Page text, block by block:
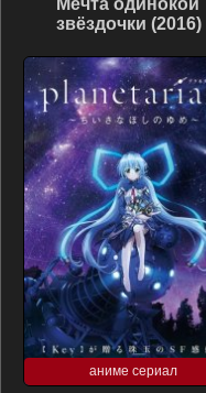
Мечта одинокой
звёздочки (2016)
аниме сериал